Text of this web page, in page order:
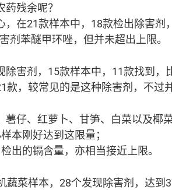
残余呢？
在21款样本中，18款检出除害剂
剂苯醚甲环唑，但并未超出上限。
除害剂，15款样本中，11款找到，
，较常见的是这种除害剂，不过
仔、红萝卜、甘笋、白菜以及椰
本刚好达到这限量；
出的镉含量，亦相当接近上限。
菜样本，28个发现除害剂，达到